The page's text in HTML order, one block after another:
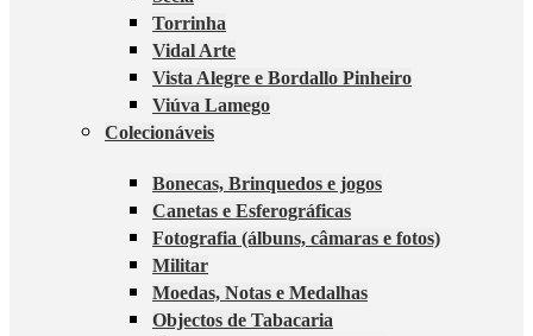
Torrinha
Vidal Arte
Vista Alegre e Bordallo Pinheiro
Viúva Lamego
Colecionáveis
Bonecas, Brinquedos e jogos
Canetas e Esferográficas
Fotografia (álbuns, câmaras e fotos)
Militar
Moedas, Notas e Medalhas
Objectos de Tabacaria